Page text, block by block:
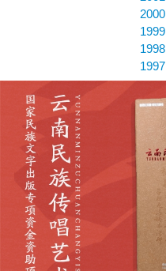
2000
1999
1998
1997